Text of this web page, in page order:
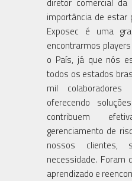
importância de estar
Exposec é uma
encontrarmos
o País, já que nós
todos os estados
mil colaboradores
oferecendo
contribuem
gerenciamento de
nossos
necessidade.
aprendizado e